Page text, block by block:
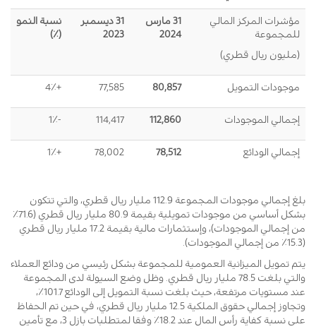
مؤشرات المركز المالي
للمجموعة
(مليون ريال قطري)
31 مارس
2024
31 ديسمبر
2023
نسبة النمو
(٪)
موجودات التمويل 80,857
77,585 +4٪
إجمالي الموجودات 112,860
114,417 -1٪
إجمالي الودائع 78,512
78,002 +1٪
بلغ إجمالي موجودات المجموعة 112.9 مليار ريال قطري، والتي تتكون
بشكل أساسي من موجودات تمويلية بقيمة 80.9 مليار ريال قطري (71.6٪
من إجمالي الموجودات)، وإستثمارات مالية بقيمة 17.2 مليار ريال قطري
(15.3٪ من إجمالي الموجودات).
يتم تمويل الميزانية العمومية للمجموعة بشكل رئيسي من ودائع العملاء
والتي بلغت 78.5 مليار ريال قطري. وظل وضع السيولة لدى المجموعة
عند مستويات مرتفعة، حيث بلغت نسبة التمويل إلى الودائع 101.7٪،
وتجاوز إجمالي حقوق الملكية 12.5 مليار ريال قطري، في حين تم الحفاظ
على نسبة كفاية رأس المال عند 18.2٪ وفقا لمتطلبات بازل 3، مع تأمين